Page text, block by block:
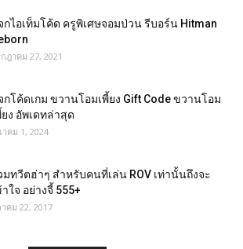
กไอเท็มโค้ด ครูพิเศษจอมป่วน รีบอร์น Hitman
ฎาคม 27, 2021
กโค้ดเกม ขวานโอมเพี้ยง Gift Code ขวานโอม
ยง อัพเดทล่าสุด
คม 1, 2024
มทวีตฮ่าๆ สำหรับคนที่เล่น ROV เท่านั้นถึงจะ
าใจ อย่างจี้ 555+
คม 22, 2017